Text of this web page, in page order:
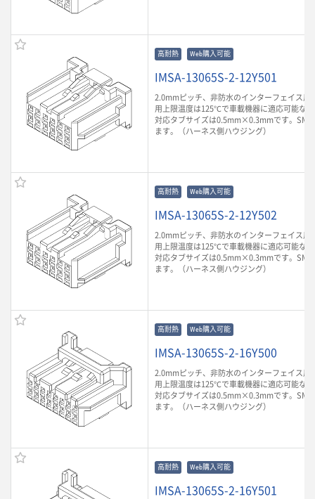
高耐熱 Web購入可能
IMSA-13065S-2-12Y501
2.0mmピッチ、非防水のインターフェイス用
用上限温度は125℃で車載機器に適応可能な
対応タブサイズは0.5mm×0.3mmです。SMT
ます。（ハーネス側ハウジング）
高耐熱 Web購入可能
IMSA-13065S-2-12Y502
2.0mmピッチ、非防水のインターフェイス用
用上限温度は125℃で車載機器に適応可能な
対応タブサイズは0.5mm×0.3mmです。SMT
ます。（ハーネス側ハウジング）
高耐熱 Web購入可能
IMSA-13065S-2-16Y500
2.0mmピッチ、非防水のインターフェイス用
用上限温度は125℃で車載機器に適応可能な
対応タブサイズは0.5mm×0.3mmです。SMT
ます。（ハーネス側ハウジング）
高耐熱 Web購入可能
IMSA-13065S-2-16Y501